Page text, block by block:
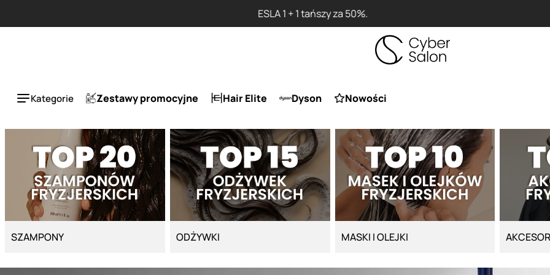
Przy zakupie produktu Artego Maska Lola za 1 żł
Kategorie Zestawy promocyjne Hair Elite Dyson Nowości
SZAMPONY ODŻYWKI MASKI I OLEJKI